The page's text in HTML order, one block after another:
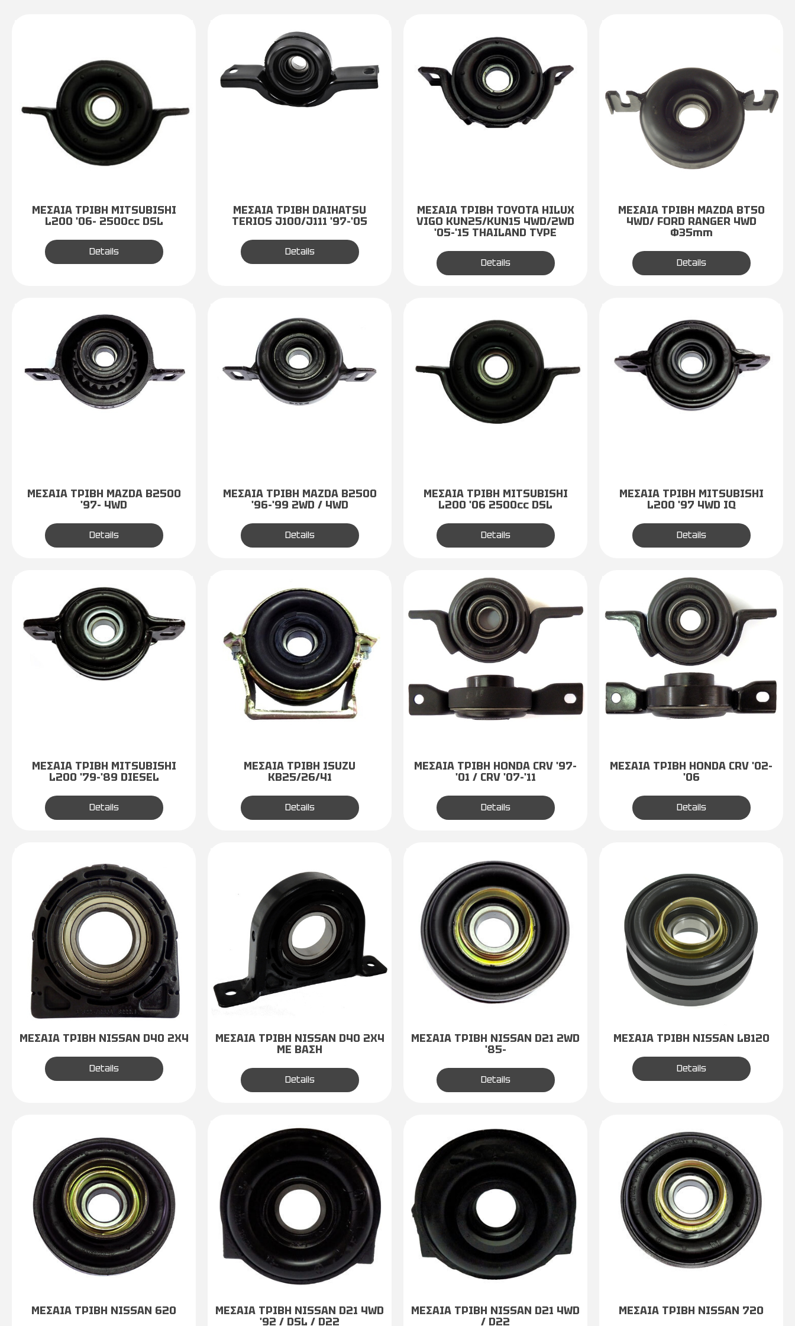
ΜΕΣΑΙΑ ΤΡΙΒΗ MITSUBISHI
L200 '06- 2500cc DSL
Details
ΜΕΣΑΙΑ ΤΡΙΒΗ DAIHATSU
TERIOS J100/J111 '97-'05
Details
ΜΕΣΑΙΑ ΤΡΙΒΗ TOYOTA HILUX
VIGO KUN25/KUN15 4WD/2WD
'05-'15 THAILAND TYPE
Details
ΜΕΣΑΙΑ ΤΡΙΒΗ MAZDA ΒΤ50
4WD/ FORD RANGER 4WD
Φ35mm
Details
ΜΕΣΑΙΑ ΤΡΙΒΗ MAZDA Β2500
'97- 4WD
Details
ΜΕΣΑΙΑ ΤΡΙΒΗ MAZDA Β2500
'96-'99 2WD / 4WD
Details
ΜΕΣΑΙΑ ΤΡΙΒΗ MITSUBISHI
L200 '06 2500cc DSL
Details
ΜΕΣΑΙΑ ΤΡΙΒΗ MITSUBISHI
L200 '97 4WD IQ
Details
ΜΕΣΑΙΑ ΤΡΙΒΗ MITSUBISHI
L200 '79-'89 DIESEL
Details
ΜΕΣΑΙΑ ΤΡΙΒΗ ISUZU
ΚΒ25/26/41
Details
ΜΕΣΑΙΑ ΤΡΙΒΗ HONDA CRV '97-
'01 / CRV '07-'11
Details
ΜΕΣΑΙΑ ΤΡΙΒΗ HONDA CRV '02-
'06
Details
ΜΕΣΑΙΑ ΤΡΙΒΗ NISSAN D40 2X4
Details
ΜΕΣΑΙΑ ΤΡΙΒΗ NISSAN D40 2X4
ΜΕ ΒΑΣΗ
Details
ΜΕΣΑΙΑ ΤΡΙΒΗ NISSAN D21 2WD
'85-
Details
ΜΕΣΑΙΑ ΤΡΙΒΗ NISSAN LB120
Details
ΜΕΣΑΙΑ ΤΡΙΒΗ NISSAN 620
ΜΕΣΑΙΑ ΤΡΙΒΗ NISSAN D21 4WD
'92 / DSL / D22
ΜΕΣΑΙΑ ΤΡΙΒΗ NISSAN D21 4WD
/ D22
ΜΕΣΑΙΑ ΤΡΙΒΗ NISSAN 720